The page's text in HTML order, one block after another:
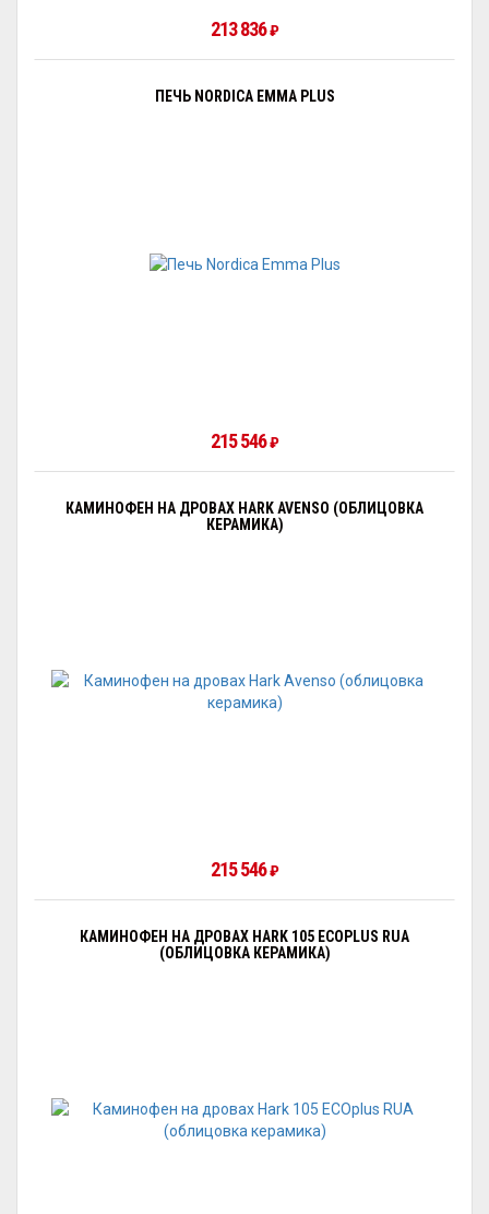
213 836₽
ПЕЧЬ NORDICA EMMA PLUS
215 546₽
КАМИНОФЕН НА ДРОВАХ HARK AVENSO (ОБЛИЦОВКА
КЕРАМИКА)
215 546₽
КАМИНОФЕН НА ДРОВАХ HARK 105 ECOPLUS RUA
(ОБЛИЦОВКА КЕРАМИКА)